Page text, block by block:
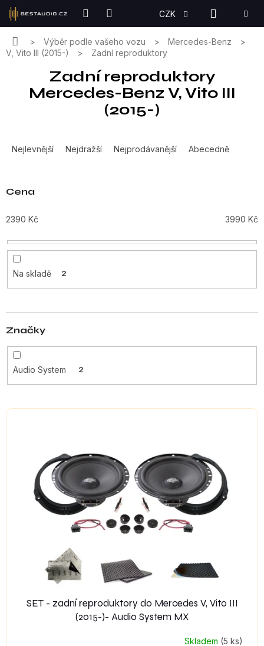
Přejít
obsah
CZK
KOŠÍK
DomůVýběr podle vašeho vozu
Mercedes-Benz
V, Vito III (2015-)
Zadní reproduktory
Zadní reproduktory
Mercedes-Benz V, Vito III
(2015-)
a
n
í
r
o
d
u
t
Nejlevnější Nejdražší Nejprodávanější Abecedně
Cena
2390 Kč 3990 Kč
Na skladě 2
Značky
Audio System 2
V
SET - zadní reproduktory do Mercedes V, Vito III
(2015-)- Audio System MX
Skladem (5 ks)